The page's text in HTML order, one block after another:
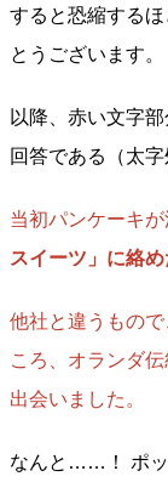
すると恐縮する
とうございます。
以降、赤い文字
回答である（太字
当初パンケーキ
スイーツ」に絡
他社と違うもの
ころ、オランダ
出会いました。
なんと……！ ポッ